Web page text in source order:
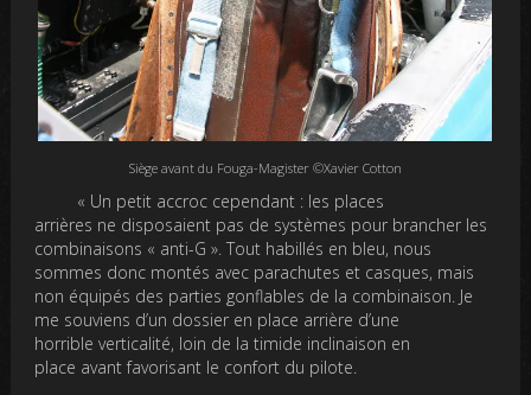
Siège avant du Fouga-Magister ©Xavier Cotton
« Un petit accroc cependant : les places
arrières ne disposaient pas de systèmes pour brancher les
combinaisons « anti-G ». Tout habillés en bleu, nous
sommes donc montés avec parachutes et casques, mais
non équipés des parties gonflables de la combinaison. Je
me souviens d’un dossier en place arrière d’une
horrible verticalité, loin de la timide inclinaison en
place avant favorisant le confort du pilote.